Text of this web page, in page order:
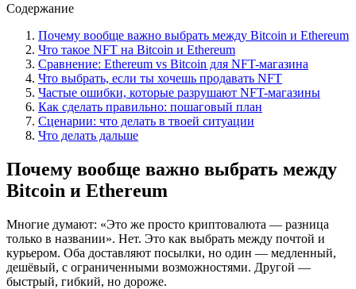
Содержание
Почему вообще важно выбрать между Bitcoin и Ethereum
Что такое NFT на Bitcoin и Ethereum
Сравнение: Ethereum vs Bitcoin для NFT-магазина
Что выбрать, если ты хочешь продавать NFT
Частые ошибки, которые разрушают NFT-магазины
Как сделать правильно: пошаговый план
Сценарии: что делать в твоей ситуации
Что делать дальше
Почему вообще важно выбрать между
Bitcoin и Ethereum
Многие думают: «Это же просто криптовалюта — разница
только в названии». Нет. Это как выбрать между почтой и
курьером. Оба доставляют посылки, но один — медленный,
дешёвый, с ограниченными возможностями. Другой —
быстрый, гибкий, но дороже.